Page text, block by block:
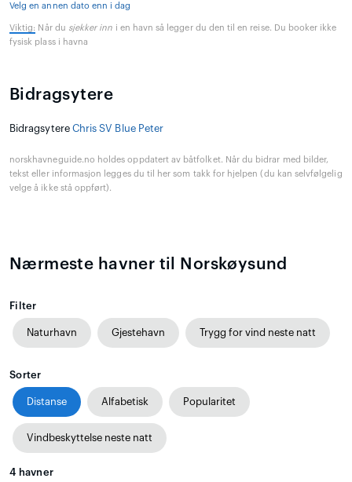
Velg en annen dato enn i dag
Viktig: Når du sjekker inn i en havn så legger du den til en reise. Du booker ikke
fysisk plass i havna
Bidragsytere
Bidragsytere Chris SV Blue Peter
norskhavneguide.no holdes oppdatert av båtfolket. Når du bidrar med bilder,
tekst eller informasjon legges du til her som takk for hjelpen (du kan selvfølgelig
velge å ikke stå oppført).
Nærmeste havner til Norskøysund
Filter
Naturhavn Gjestehavn Trygg for vind neste natt
Sorter
Distanse Alfabetisk Popularitet
Vindbeskyttelse neste natt
4 havner